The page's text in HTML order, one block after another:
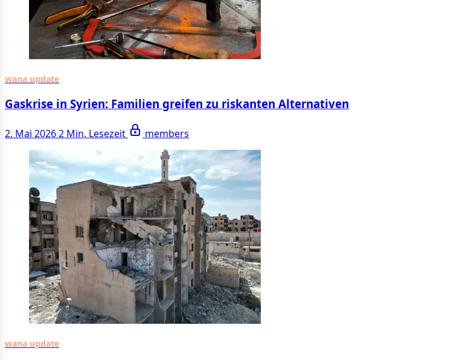
wana update
Gaskrise in Syrien: Familien greifen zu riskanten Alternativen
2. Mai 20262 Min. Lesezeit members
wana update